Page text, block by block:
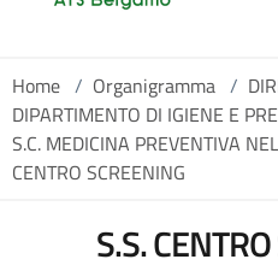
Home / Organigramma /
DIPARTIMENTO DI IGIENE E
S.C. MEDICINA PREVENTIVA
CENTRO SCREENING
S.S.